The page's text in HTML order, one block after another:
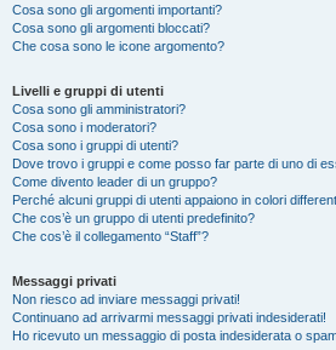
Cosa sono gli argomenti importanti?
Cosa sono gli argomenti bloccati?
Che cosa sono le icone argomento?
Livelli e gruppi di utenti
Cosa sono gli amministratori?
Cosa sono i moderatori?
Cosa sono i gruppi di utenti?
Dove trovo i gruppi e come posso far parte di uno di
Come divento leader di un gruppo?
Perché alcuni gruppi di utenti appaiono in colori
Che cos’è un gruppo di utenti predefinito?
Che cos’è il collegamento “Staff”?
Messaggi privati
Non riesco ad inviare messaggi privati!
Continuano ad arrivarmi messaggi privati indesiderati!
Ho ricevuto un messaggio di posta indesiderata o